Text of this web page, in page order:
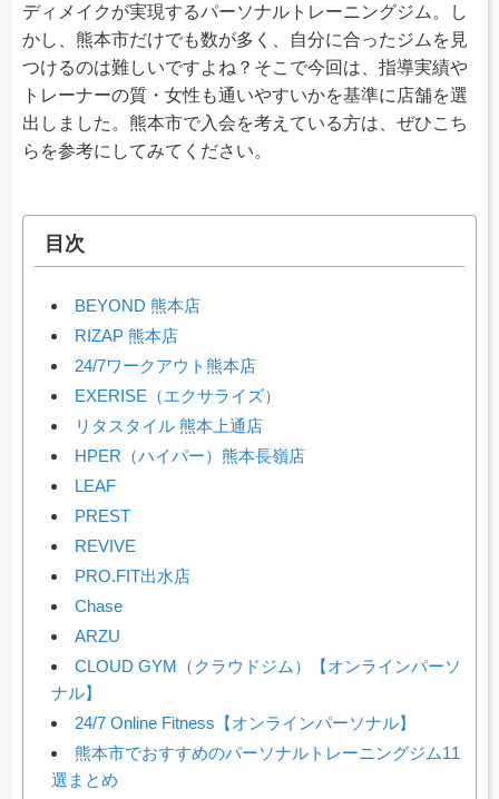
ディメイクが実現するパーソナルトレーニングジム。し
かし、熊本市だけでも数が多く、自分に合ったジムを見
つけるのは難しいですよね？そこで今回は、指導実績や
トレーナーの質・女性も通いやすいかを基準に店舗を選
出しました。熊本市で入会を考えている方は、ぜひこち
らを参考にしてみてください。
目次
BEYOND 熊本店
RIZAP 熊本店
24/7ワークアウト熊本店
EXERISE（エクサライズ）
リタスタイル 熊本上通店
HPER（ハイパー）熊本長嶺店
LEAF
PREST
REVIVE
PRO.FIT出水店
Chase
ARZU
CLOUD GYM（クラウドジム）【オンラインパーソ
ナル】
24/7 Online Fitness【オンラインパーソナル】
熊本市でおすすめのパーソナルトレーニングジム11
選まとめ